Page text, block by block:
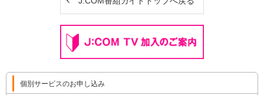
個別サービスのお申し込み